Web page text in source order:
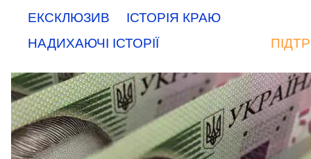
ЕКСКЛЮЗИВ
ІСТОРІЯ КРАЮ
НАДИХАЮЧІ ІСТОРІЇ